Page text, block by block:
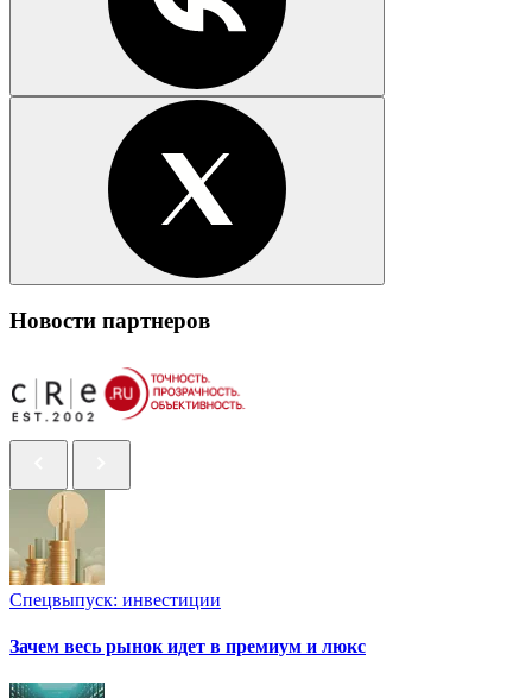
Новости партнеров
Спецвыпуск: инвестиции
Зачем весь рынок идет в премиум и люкс